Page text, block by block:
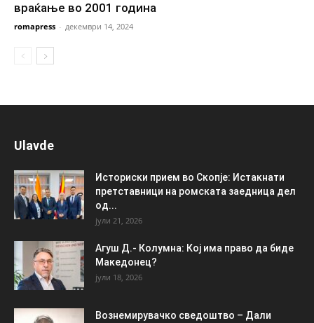
враќање во 2001 година
romapress - декември 14, 2024
Ulavde
Историски прием во Скопје: Истакнати
претставници на ромската заедница дел
од...
јули 21, 2026
Агуш Д.- Колумна: Кој има право да биде
Македонец?
јули 18, 2026
Вознемирувачко сведоштво – Дали